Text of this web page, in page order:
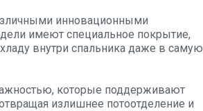
инновационными
имеют специальное покрытие,
внутри спальника даже в самую
которые поддерживают
излишнее потоотделение и